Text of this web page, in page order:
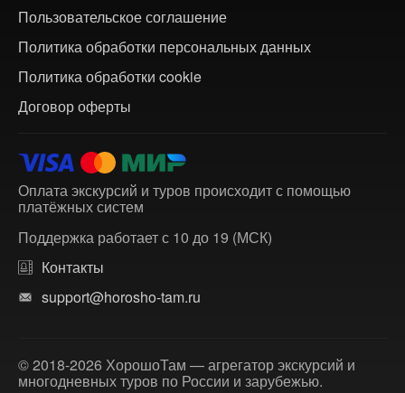
Пользовательское соглашение
Политика обработки персональных данных
Политика обработки cookie
Договор оферты
Оплата экскурсий и туров происходит с помощью
платёжных систем
Поддержка работает с 10 до 19 (МСК)
Контакты
support@horosho-tam.ru
© 2018-2026 ХорошоТам — агрегатор экскурсий и
многодневных туров по России и зарубежью.